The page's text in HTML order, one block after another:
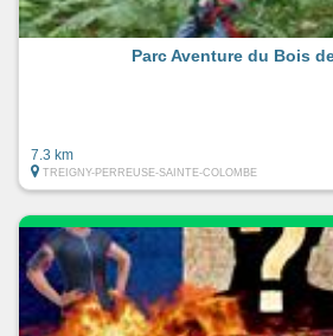
Parc Aventure du Bois
7.3 km
TREIGNY-PERREUSE-SAINTE-COLOMBE